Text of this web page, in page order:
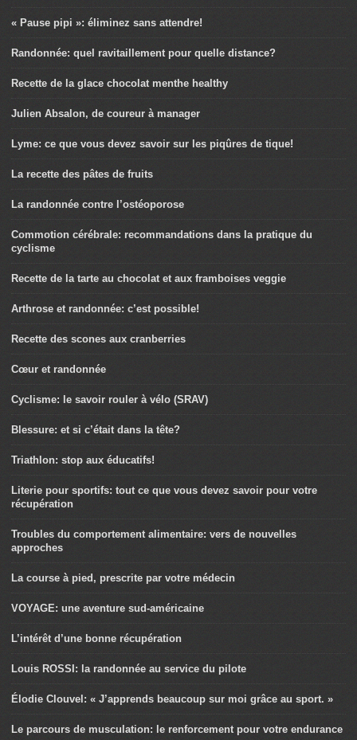
« Pause pipi »: éliminez sans attendre!
Randonnée: quel ravitaillement pour quelle distance?
Recette de la glace chocolat menthe healthy
Julien Absalon, de coureur à manager
Lyme: ce que vous devez savoir sur les piqûres de tique!
La recette des pâtes de fruits
La randonnée contre l’ostéoporose
Commotion cérébrale: recommandations dans la pratique du
cyclisme
Recette de la tarte au chocolat et aux framboises veggie
Arthrose et randonnée: c’est possible!
Recette des scones aux cranberries
Cœur et randonnée
Cyclisme: le savoir rouler à vélo (SRAV)
Blessure: et si c’était dans la tête?
Triathlon: stop aux éducatifs!
Literie pour sportifs: tout ce que vous devez savoir pour votre
récupération
Troubles du comportement alimentaire: vers de nouvelles
approches
La course à pied, prescrite par votre médecin
VOYAGE: une aventure sud-américaine
L’intérêt d’une bonne récupération
Louis ROSSI: la randonnée au service du pilote
Élodie Clouvel: « J’apprends beaucoup sur moi grâce au sport. »
Le parcours de musculation: le renforcement pour votre endurance